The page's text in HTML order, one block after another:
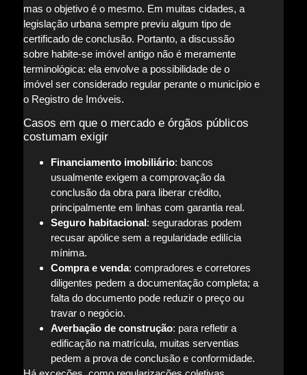
mas o objetivo é o mesmo. Em muitas cidades, a
legislação urbana sempre previu algum tipo de
certificado de conclusão. Portanto, a discussão
sobre habite-se imóvel antigo não é meramente
terminológica: ela envolve a possibilidade de o
imóvel ser considerado regular perante o município e
o Registro de Imóveis.
Casos em que o mercado e órgãos públicos
costumam exigir
Financiamento imobiliário: bancos
usualmente exigem a comprovação da
conclusão da obra para liberar crédito,
principalmente em linhas com garantia real.
Seguro habitacional: seguradoras podem
recusar apólice sem a regularidade edilícia
mínima.
Compra e venda: compradores e corretores
diligentes pedem a documentação completa; a
falta do documento pode reduzir o preço ou
travar o negócio.
Averbação de construção: para refletir a
edificação na matrícula, muitas serventias
pedem a prova de conclusão e conformidade.